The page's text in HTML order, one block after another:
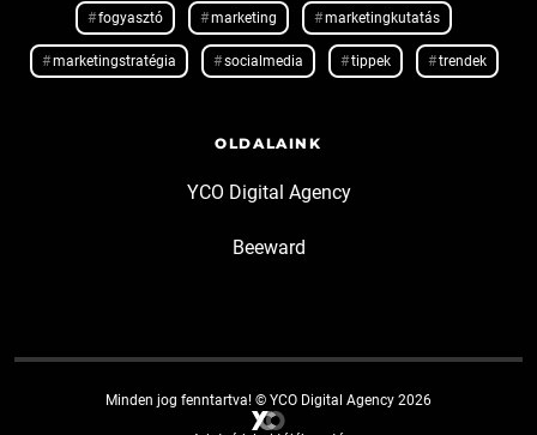
fogyasztó marketing marketingkutatás
marketingstratégia socialmedia tippek trendek
OLDALAINK
YCO Digital Agency
Beeward
Minden jog fenntartva! © YCO Digital Agency 2026